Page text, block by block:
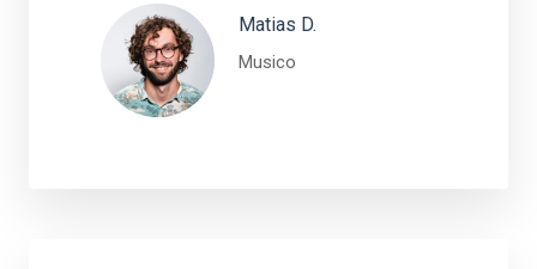
Matias D.
Musico